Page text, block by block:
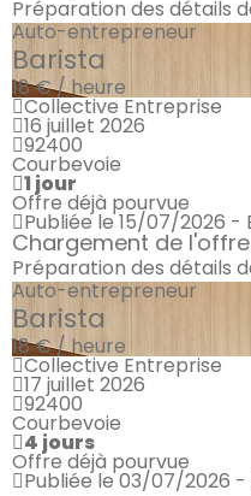
Préparation des détails
Auto-entrepreneur
Barista
18 € / heure
Collective Entreprise
16 juillet 2026
92400
Courbevoie
1 jour
Offre déjà pourvue
Publiée le 15/07/2026 -
Chargement de
Préparation des détails
Auto-entrepreneur
Barista
18 € / heure
Collective Entreprise
17 juillet 2026
92400
Courbevoie
4 jours
Offre déjà pourvue
Publiée le 03/07/2026